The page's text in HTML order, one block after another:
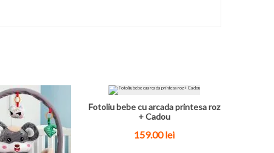
Fotoliu bebe cu arcada printesa roz
+ Cadou
159.00lei